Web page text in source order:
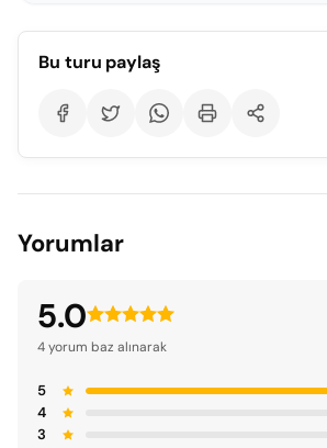
Bu turu paylaş
Yorumlar
5.0
4 yorum baz alınarak
5
4
3